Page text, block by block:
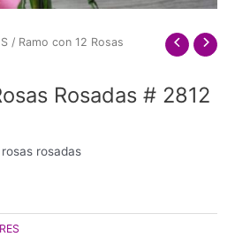
/ Ramo con 12 Rosas
Rosadas # 2812
rosadas